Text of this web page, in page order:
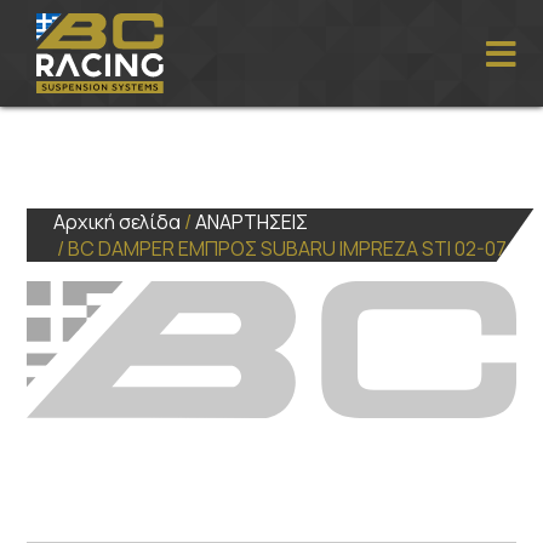
Αρχική σελίδα /ΑΝΑΡΤΗΣΕΙΣ
/ BC DAMPER ΕΜΠΡΟΣ SUBARU IMPREZA STI 02-07